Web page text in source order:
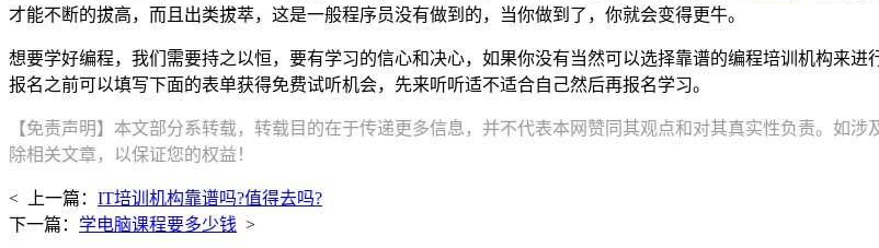
才能不断的拔高，而且出类拔萃，这是一般程序员没有做到的，当你做到了，你就会变得更牛。
想要学好编程，我们需要持之以恒，要有学习的信心和决心，如果你没有当然可以选择靠谱的编程培训机构来
报名之前可以填写下面的表单获得免费试听机会，先来听听适不适合自己然后再报名学习。
【免责声明】本文部分系转载，转载目的在于传递更多信息，并不代表本网赞同其观点和对其真实性负责。如
除相关文章，以保证您的权益！
< 上一篇： IT培训机构靠谱吗?值得去吗?
下一篇： 学电脑课程要多少钱 >